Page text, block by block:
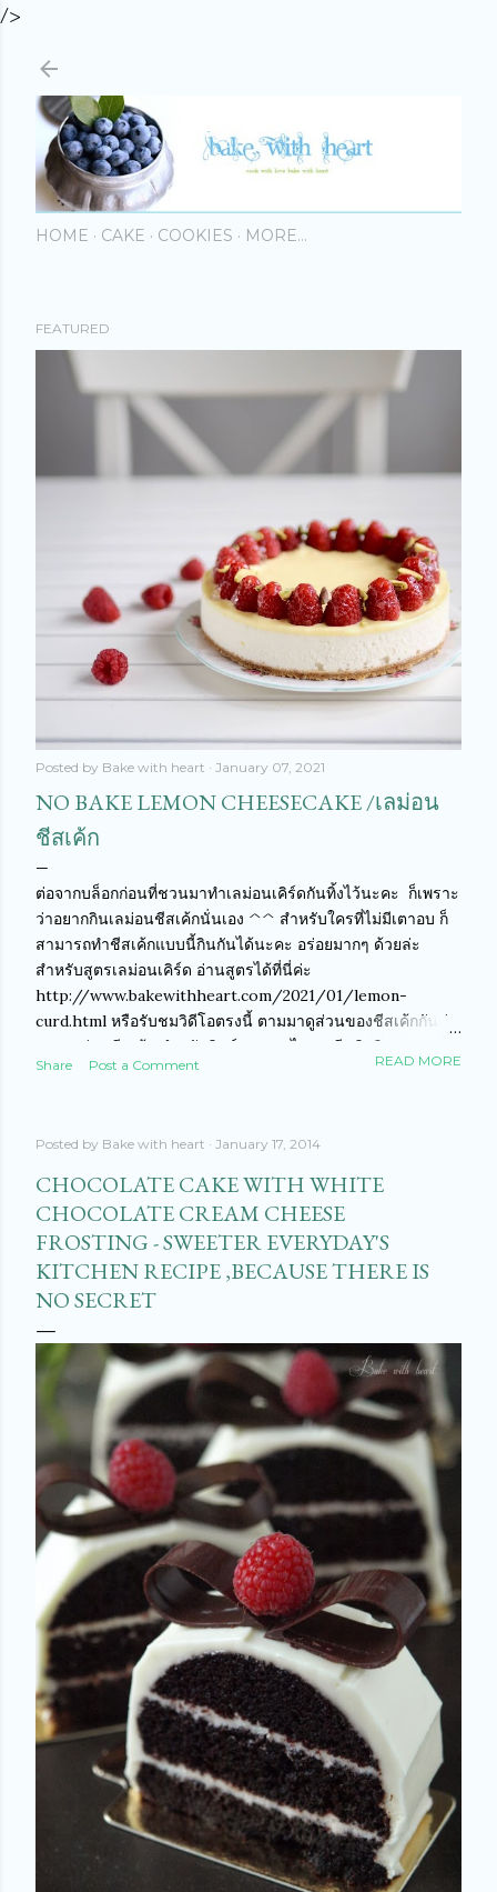
/>
HOME CAKE COOKIES MORE…
FEATURED
Posted by Bake with heart January 07, 2021
NO BAKE LEMON CHEESECAKE /เลม่อน
ชีสเค้ก
ต่อจากบล็อกก่อนที่ชวนมาทำเลม่อนเคิร์ดกันทิ้งไว้นะคะ ก็เพราะ
ว่าอยากกินเลม่อนชีสเค้กนั่นเอง ^^ สำหรับใครที่ไม่มีเตาอบ ก็
สามารถทำชีสเค้กแบบนี้กินกันได้นะคะ อร่อยมากๆ ด้วยล่ะ
สำหรับสูตรเลม่อนเคิร์ด อ่านสูตรได้ที่นี่ค่ะ
http://www.bakewithheart.com/2021/01/lemon-
curd.html หรือรับชมวิดีโอตรงนี้ ตามมาดูส่วนของชีสเค้กกันค่ะ
สูตรเลม่อนชีสเค้ก สำหรับพิมพ์ 18 ซม. ไดเจสทีฟบิสกิต 100 กรัม
เนยจืดละลาย 50 กรัม ครีมชีสฟิลาเดเฟีย 250 กรัม (เย็น) เจลา
ว่าอยากให้เปรี้ยวแค่ไหน ปรับได้ตามชอบค่ะ) เริ่มจากบดไดเจส
ทีฟบิสกิต เราจะนำบิสกิตใส่ถุงพลาสติกแล้วทุบๆ ให้บิสกิตให้แตก
ละลายลงไป เคล้าๆ ให้เข้าทั่วๆ กัน จากนั้นกรุใส่พิมพ์ที่รองด้วย
กระดาษพาร์ชเม้นต์ให้เรียบร้อยค่ะ ใช้ช้อนกดให้แน่นๆ นะคะ
เสร็จแล้วนำไปแช่ตู้เย็นพักไว้ค่ะ ระหว่างนี้เราจะไปเตรียมใน
ส่วนของครีมชีสกันต่ะ นำเจลาตินแช่น้ำเย็นพักไว้ค่ะ นำไวค์
ช็อคโกแลต...
Share Post a Comment READ MORE
Posted by Bake with heart January 17, 2014
CHOCOLATE CAKE WITH WHITE
CHOCOLATE CREAM CHEESE
FROSTING - SWEETER EVERYDAY'S
KITCHEN RECIPE ,BECAUSE THERE IS
NO SECRET